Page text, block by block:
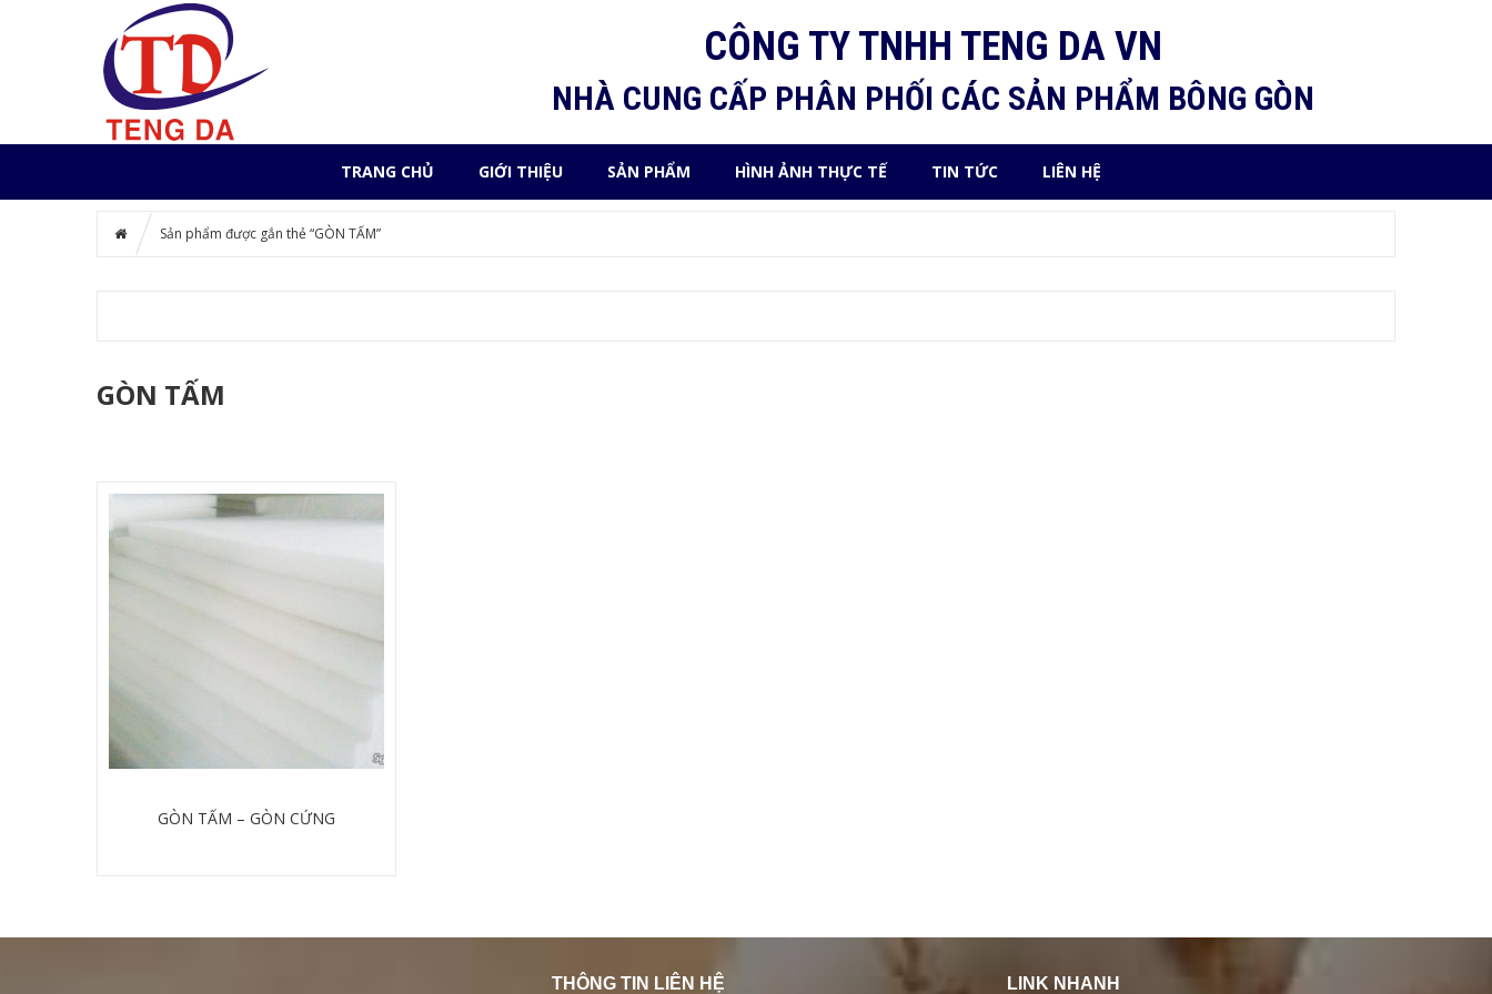
CÔNG TY TNHH TENG DA VN
NHÀ CUNG CẤP PHÂN PHỐI CÁC SẢN PHẨM BÔNG GÒN
TRANG CHỦ GIỚI THIỆU SẢN PHẨM HÌNH ẢNH THỰC TẾ TIN TỨC LIÊN HỆ
Sản phẩm được gắn thẻ “GÒN TẤM”
GÒN TẤM
GÒN TẤM – GÒN CỨNG
THÔNG TIN LIÊN HỆ LINK NHANH